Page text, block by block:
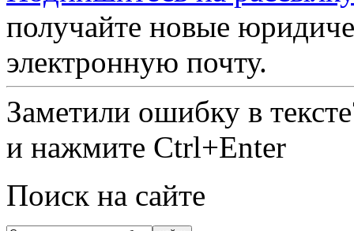
получайте новые
электронную почту.
Заметили ошибку в
и нажмите Ctrl+Enter
Поиск на сайте